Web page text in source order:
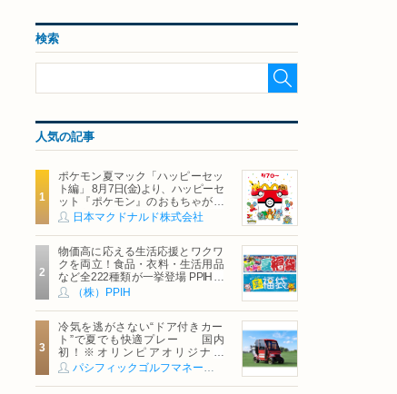
検索
人気の記事
ポケモン夏マック「ハッピーセッ
ト編」 8月7日(金)より、ハッピーセ
ット『ポケモン』のおもちゃが期
間限定登場
日本マクドナルド株式会社
物価高に応える生活応援とワクワ
クを両立！食品・衣料・生活用品
など全222種類が一挙登場 PPIHグ
ループ「夏福袋」＆セール 8月6日
(木)より順次スタート
（株）PPIH
冷気を逃がさない“ドア付きカー
ト”で夏でも快適プレー 国内
初！※オリンピアオリジナル
「AirCon Cart（エアコンカー
ト）」導入 | ＰＧＭ